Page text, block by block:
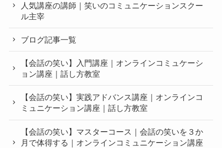
人気講座の講師｜笑いのコミュニケーションスクー
ル主宰
ブログ記事一覧
【会話の笑い】入門講座｜オンラインコミュケーシ
ョン講座｜話し方教室
【会話の笑い】実践アドバンス講座｜オンラインコ
ミュニケーション講座｜話し方教室
【会話の笑い】マスターコース｜会話の笑いを３か
月で体得する｜オンラインコミュニケーション講座